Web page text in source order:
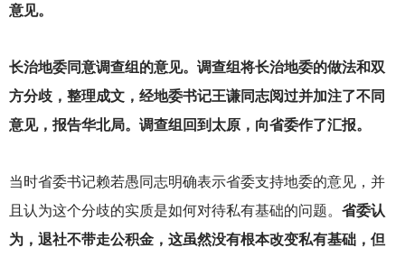
意见。
长治地委同意调查组的意见。调查组将长治地委的做法和双
方分歧，整理成文，经地委书记王谦同志阅过并加注了不同
意见，报告华北局。调查组回到太原，向省委作了汇报。
当时省委书记赖若愚同志明确表示省委支持地委的意见，并
且认为这个分歧的实质是如何对待私有基础的问题。 省委认
为，退社不带走公积金，这虽然没有根本改变私有基础，但